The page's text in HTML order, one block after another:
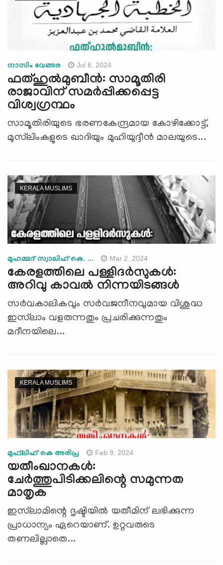
നാസിം വേങ്ങര Jul 6, 2024
ഫത്ഹുല്‍മുബീൻ: സാമൂതിരി
രാജാവിന് സമർപ്പിക്കപ്പെട്ട
വിശ്വഗ്രന്ഥം
സാമൂതിരിയുടെ ഭരണകേന്ദ്രമായ കോഴിക്കോട്ട്,
മുസ്‍ലിംകളുടെ ഖാദിയും മുഹിയുദ്ദീൻ മാലയുടെ...
KERALA MUSLIMS
മുഹമ്മദ് സ്വാലിഹ് കെ. ... Mar 2, 2024
കേരളത്തിലെ പള്ളിദർസുകൾ:
അറിവു കാവല്‍ നിന്നയിടങ്ങള്‍
സര്‍വകാലികവും സര്‍വജനീനവുമായ വിശുദ്ധ
ഇസ്‌ലാം വളരുന്നതും പ്രചരിക്കുന്നതും
മദീനയിലെ...
KERALA MUSLIMS
മുഫ്‌ലിഹ്‌ കെ അരിപ്ര Feb 9, 2024
യതീംഖാനകൾ:
ചേർത്തുപിടിക്കലിന്റെ സമുന്നത
മാതൃക
ഇസ്‍ലാമിന്റെ ദൃഷ്ടിയിൽ യതീമിന് ലഭിക്കുന്ന
പ്രാധാന്യം ഏറെയാണ്. ഉറ്റവരുടെ
തണലില്ലാതെ...